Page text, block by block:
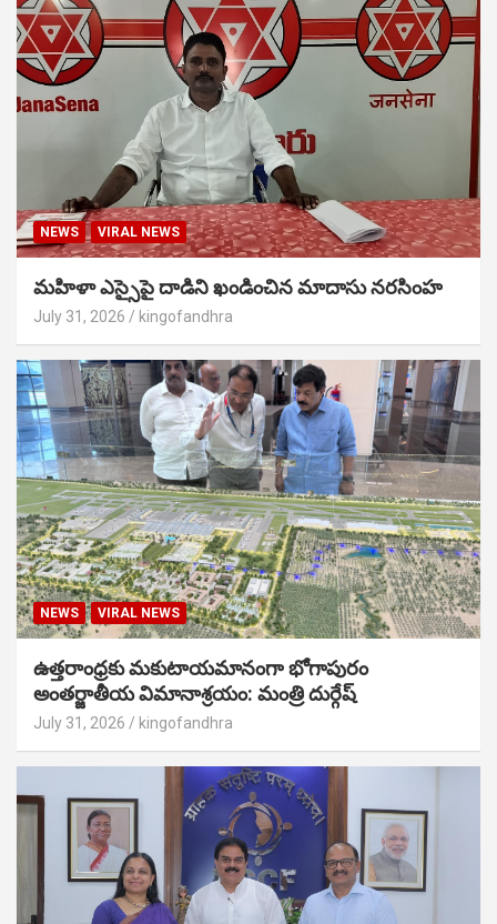
NEWS VIRAL NEWS
మహిళా ఎస్సైపై దాడిని ఖండించిన మాదాసు నరసింహ
July 31, 2026 kingofandhra
NEWS VIRAL NEWS
ఉత్తరాంధ్రకు మకుటాయమానంగా భోగాపురం
అంతర్జాతీయ విమానాశ్రయం: మంత్రి దుర్గేష్
July 31, 2026 kingofandhra